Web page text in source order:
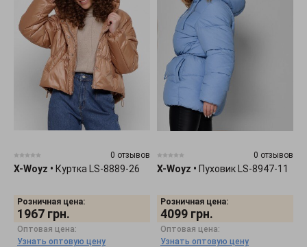
0 отзывов
X-Woyz • Куртка LS-8889-26
Розничная цена:
1967 грн.
Оптовая цена:
Узнать оптовую цену
0 отзывов
X-Woyz • Пуховик LS-8947-11
Розничная цена:
4099 грн.
Оптовая цена:
Узнать оптовую цену